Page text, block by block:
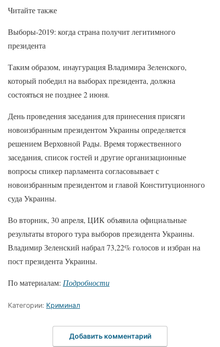
Читайте также
Выборы-2019: когда страна получит легитимного
президента
Таким образом, инаугурация Владимира Зеленского,
который победил на выборах президента, должна
состояться не позднее 2 июня.
День проведения заседания для принесения присяги
новоизбранным президентом Украины определяется
решением Верховной Рады. Время торжественного
заседания, список гостей и другие организационные
вопросы спикер парламента согласовывает с
новоизбранным президентом и главой Конституционного
суда Украины.
Во вторник, 30 апреля, ЦИК объявила официальные
результаты второго тура выборов президента Украины.
Владимир Зеленский набрал 73,22% голосов и избран на
пост президента Украины.
По материалам: Подробности
Категории: Криминал
Добавить комментарий